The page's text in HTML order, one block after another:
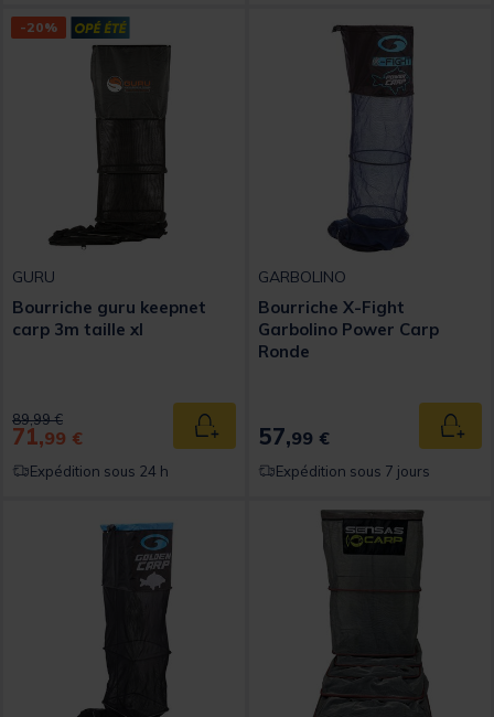
-20%
GURU
Bourriche guru keepnet
carp 3m taille xl
Price reduced from
89,99 €to
71,99 € Ajouter au panier
Expédition sous 24 h
GARBOLINO
Bourriche X-Fight
Garbolino Power Carp
Ronde
57,99 €
Expédition sous 7 jours